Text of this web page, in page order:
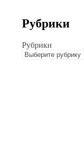
Рубрики
Рубрики